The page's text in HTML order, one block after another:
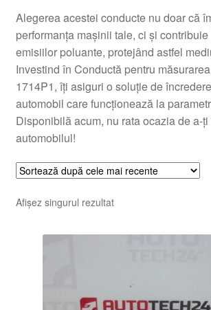
Termeni si conditii
Alegerea acestei conducte nu doar că
performanța mașinii tale, ci și
emisiilor poluante, protejând astfel
Investind în Conductă pentru
1714P1, îți asiguri o soluție de
automobil care funcționează la
Disponibilă acum, nu rata ocazia de a-
automobilul!
Afișez singurul rezultat